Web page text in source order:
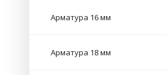
Арматура 16 мм
Арматура 18 мм